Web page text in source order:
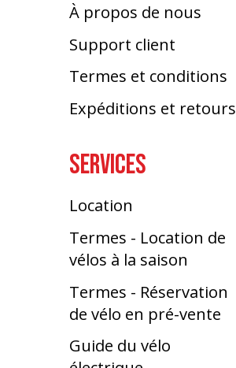
À propos de nous
Support client
Termes et conditions
Expéditions et retours
SERVICES
Location
Termes - Location de
vélos à la saison
Termes - Réservation
de vélo en pré-vente
Guide du vélo